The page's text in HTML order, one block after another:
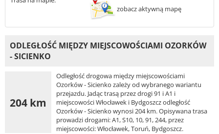
zobacz aktywną mapę
ODLEGŁOŚĆ MIĘDZY MIEJSCOWOŚCIAMI OZORKÓW
- SICIENKO
204 km
Odległość drogowa między miejscowościami
Ozorków - Sicienko zależy od wybranego wariantu
przejazdu. Jadąc trasą przez drogi 91 i A1 i
miejscowości Włocławek i Bydgoszcz odległość
Ozorków - Sicienko wynosi 204 km. Opisywana trasa
prowadzi drogami: A1, S10, 10, 91, 244, przez
miejscowości: Włocławek, Toruń, Bydgoszcz.